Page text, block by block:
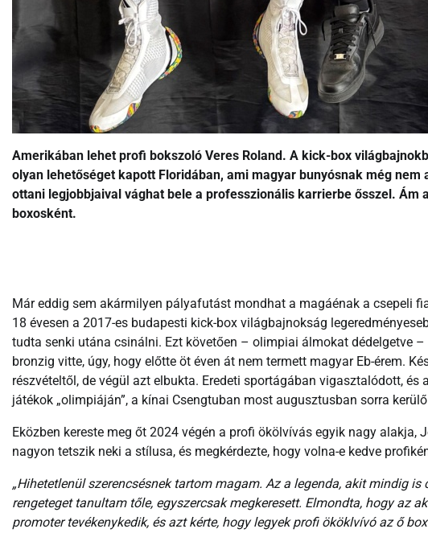
Amerikában lehet profi bokszoló Veres Roland. A kick-box
olyan lehetőséget kapott Floridában, ami magyar bunyósnak még
ottani legjobbjaival vághat bele a professzionális karrierbe ősszel.
boxosként.
Már eddig sem akármilyen pályafutást mondhat a magáénak a csepeli
18 évesen a 2017-es budapesti kick-box világbajnokság
tudta senki utána csinálni. Ezt követően – olimpiai álmokat dédelgetve
bronzig vitte, úgy, hogy előtte öt éven át nem termett magyar Eb-érem.
részvételtől, de végül azt elbukta. Eredeti sportágában vigasztalódott,
játékok „olimpiáján”, a kínai Csengtuban most augusztusban sorra
Eközben kereste meg őt 2024 végén a profi ökölvívás egyik nagy
nagyon tetszik neki a stílusa, és megkérdezte, hogy volna-e kedve
„Hihetetlenül szerencsésnek tartom magam. Az a legenda, akit mindig
rengeteget tanultam tőle, egyszercsak megkeresett. Elmondta, hogy az
promoter tevékenykedik, és azt kérte, hogy legyek profi ököklvívó az ő